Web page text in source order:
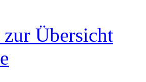
Übersicht